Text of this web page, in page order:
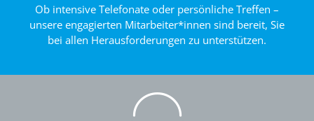
Ob intensive Telefonate oder persönliche Treffen –
unsere engagierten Mitarbeiter*innen sind bereit, Sie
bei allen Herausforderungen zu unterstützen.